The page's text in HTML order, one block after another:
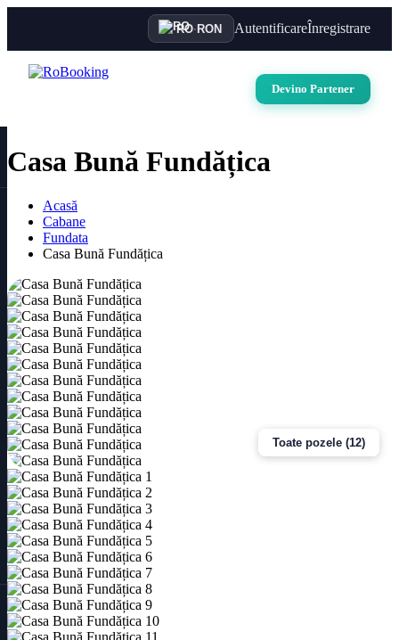
RO·RON AutentificareÎnregistrare
Devino Partener
Casa Bună Fundățica
Acasă
Cabane
Fundata
Casa Bună Fundățica
Toate pozele (12)